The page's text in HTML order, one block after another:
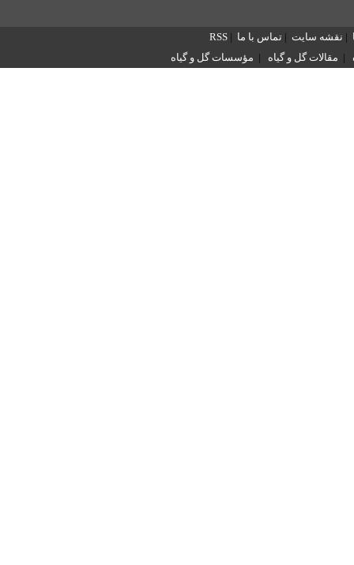
| نقشه سایت | تماس با ما |
RSS
| مقالات گل و گیاه | مؤسسات گل و گیاه